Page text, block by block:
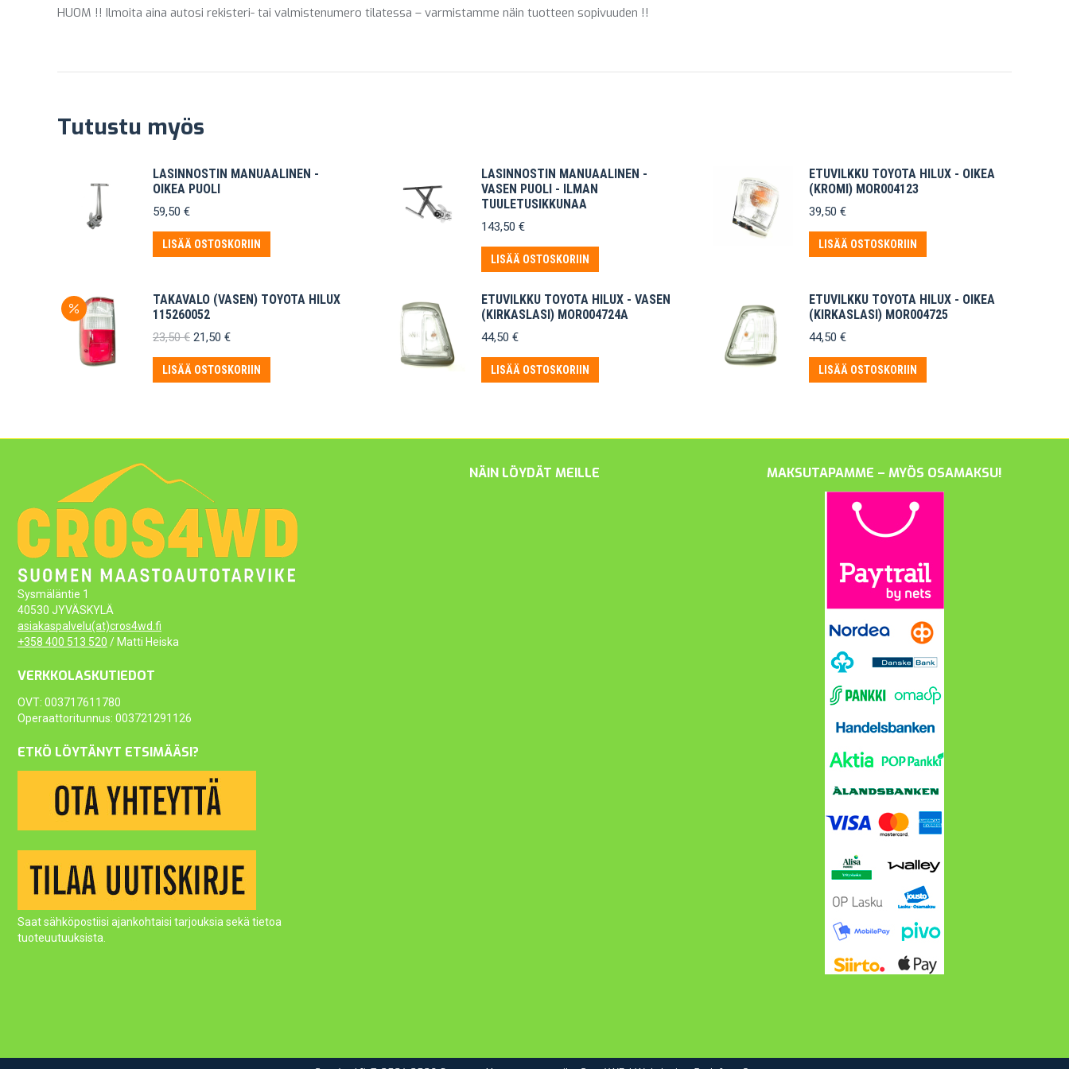
HUOM !! Ilmoita aina autosi rekisteri- tai valmistenumero tilatessa – varmistamme näin tuotteen sopivuuden !!
Tutustu myös
LASINNOSTIN MANUAALINEN -
OIKEA PUOLI
59,50 €
LISÄÄ OSTOSKORIIN
LASINNOSTIN MANUAALINEN -
VASEN PUOLI - ILMAN
TUULETUSIKKUNAA
143,50 €
LISÄÄ OSTOSKORIIN
ETUVILKKU TOYOTA HILUX - OIKEA
(KROMI) MOR004123
39,50 €
LISÄÄ OSTOSKORIIN
TAKAVALO (VASEN) TOYOTA HILUX
115260052
23,50€ Alkuperäinen
oli:
23,50 €.
21,50 €Nykyinen
on:
21,50 €.
LISÄÄ OSTOSKORIIN
ETUVILKKU TOYOTA HILUX - VASEN
(KIRKASLASI) MOR004724A
44,50 €
LISÄÄ OSTOSKORIIN
ETUVILKKU TOYOTA HILUX - OIKEA
(KIRKASLASI) MOR004725
44,50 €
LISÄÄ OSTOSKORIIN
Sysmäläntie 1
40530 JYVÄSKYLÄ
asiakaspalvelu(at)cros4wd.fi
+358 400 513 520 / Matti Heiska
VERKKOLASKUTIEDOT
OVT: 003717611780
Operaattoritunnus: 003721291126
ETKÖ LÖYTÄNYT ETSIMÄÄSI?
Saat sähköpostiisi ajankohtaisi tarjouksia sekä tietoa
tuoteuutuuksista.
NÄIN LÖYDÄT MEILLE MAKSUTAPAMME – MYÖS OSAMAKSU!